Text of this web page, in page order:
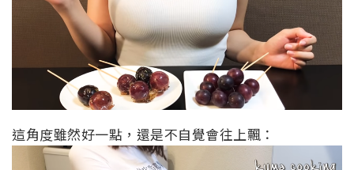
這角度雖然好一點，還是不自覺會往上飄：